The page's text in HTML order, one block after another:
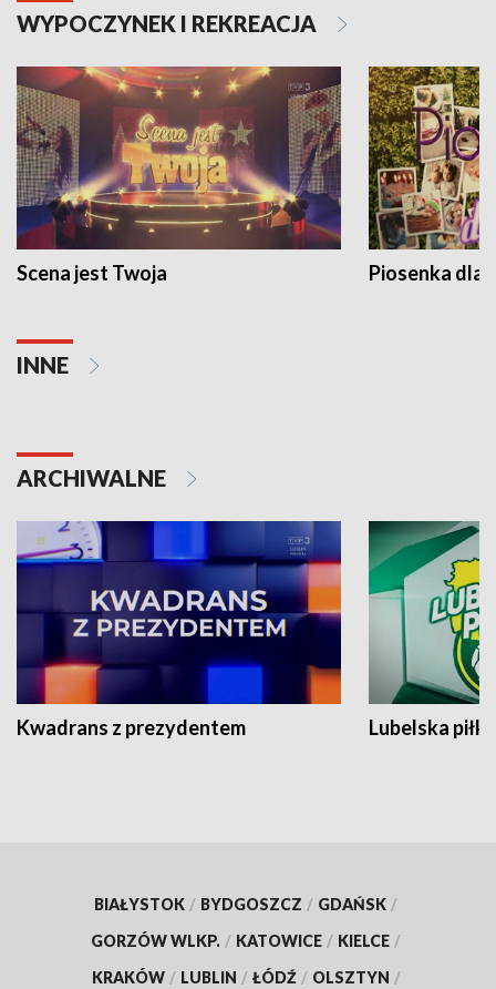
WYPOCZYNEK I REKREACJA
Scena jest Twoja Piosenka dla
INNE
ARCHIWALNE
Kwadrans z prezydentem Lubelska piłka
BIAŁYSTOK / BYDGOSZCZ / GDAŃSK /
GORZÓW WLKP. / KATOWICE / KIELCE /
KRAKÓW / LUBLIN / ŁÓDŹ / OLSZTYN /